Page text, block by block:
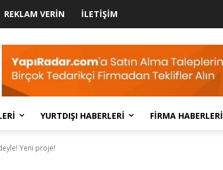
REKLAM VERIN İLETIŞIM
YURTDIŞI HABERLERI FIRMA HABERLERI
Yeni proje!